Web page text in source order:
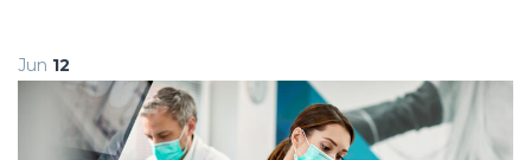
Jun 12